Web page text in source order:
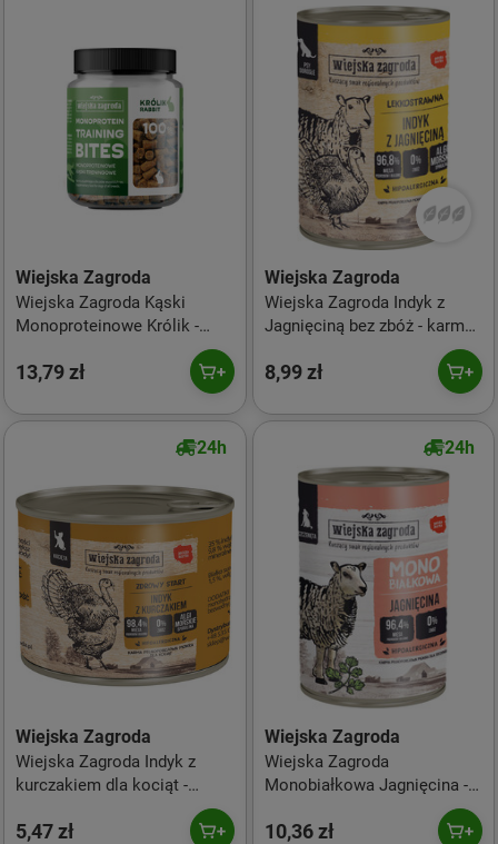
Wiejska Zagroda
Wiejska Zagroda Kąski
Monoproteinowe Królik -
13,79 zł
Wiejska Zagroda
Wiejska Zagroda Indyk z
Jagnięciną bez zbóż - karma
8,99 zł
24h
Wiejska Zagroda
Wiejska Zagroda Indyk z
kurczakiem dla kociąt -
mokra karma dla kota - 200g
5,47 zł
24h
Wiejska Zagroda
Wiejska Zagroda
Monobiałkowa Jagnięcina -
mokra dla psa szczeniaka -
400g
10,36 zł